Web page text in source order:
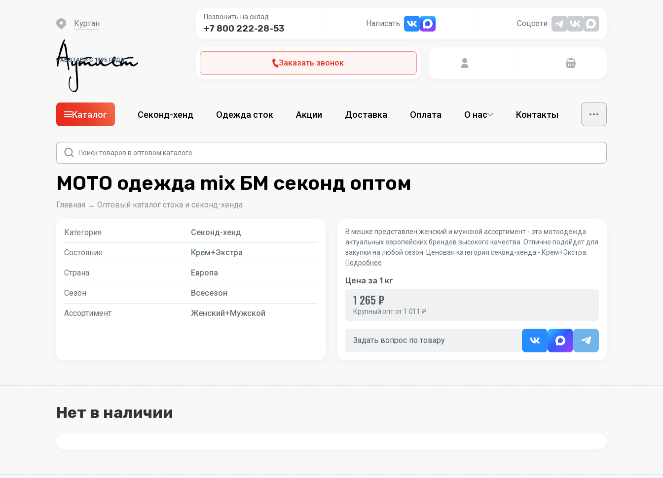
РАБОТАЕМ С 1995 ГОДА
Курган
Позвонить на склад
+7 800 222-28-53 Написать Соцсети
Заказать звонок
Каталог Секонд-хенд Одежда сток Акции Доставка Оплата О нас Контакты
Поиск
товаров
МОТО одежда mix БМ секонд оптом
Главная → Оптовый каталог стока и секонд-хенда
Категория Секонд-хенд
Состояние Крем+Экстра
Страна Европа
Сезон Всесезон
Ассортимент Женский+Мужской
В мешке представлен женский и мужской ассортимент - это мотоодежда
актуальных европейских брендов высокого качества. Отлично подойдет для
закупки на любой сезон. Ценовая категория секонд-хенда - Крем+Экстра.
Подробнее
Цена за 1 кг
1 265 ₽
Крупный опт от 1 011 ₽
Задать вопрос по товару
Нет в наличии